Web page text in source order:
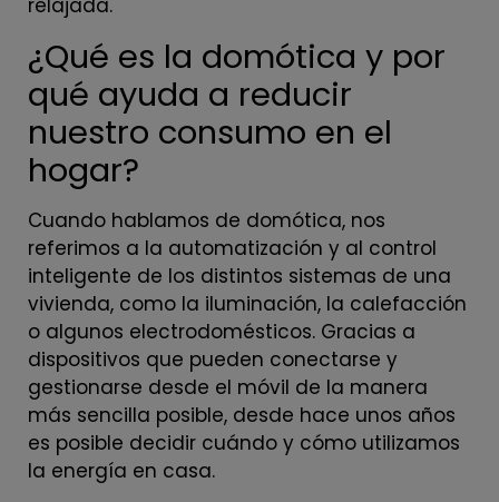
relajada.
¿Qué es la domótica y por
qué ayuda a reducir
nuestro consumo en el
hogar?
Cuando hablamos de domótica, nos
referimos a la automatización y al control
inteligente de los distintos sistemas de una
vivienda, como la iluminación, la calefacción
o algunos electrodomésticos. Gracias a
dispositivos que pueden conectarse y
gestionarse desde el móvil de la manera
más sencilla posible, desde hace unos años
es posible decidir cuándo y cómo utilizamos
la energía en casa.